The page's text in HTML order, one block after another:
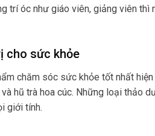
trí óc như giáo viên, giảng viên
cho sức khỏe
chăm sóc sức khỏe tốt nhất
hũ trà hoa cúc. Những loại thảo
giới tính.